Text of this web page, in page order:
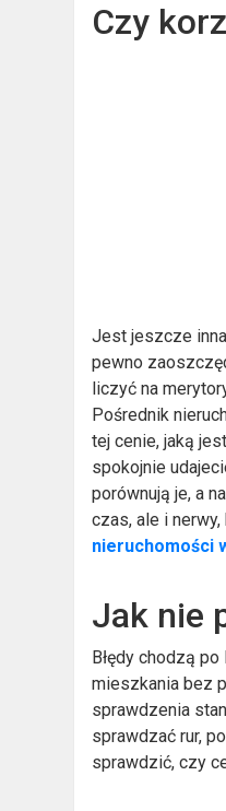
Czy
Jest jeszcze
pewno
liczyć na
Pośrednik
tej cenie, jaką
spokojnie
porównują je, a
czas, ale i
nieruchomości
Jak nie
Błędy chodzą
mieszkania bez
sprawdzenia
sprawdzać rur,
sprawdzić, czy